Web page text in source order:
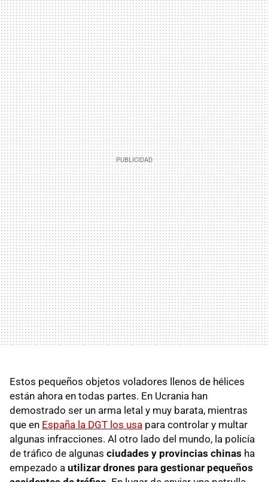
Estos pequeños objetos voladores llenos de hélices
están ahora en todas partes. En Ucrania han
demostrado ser un arma letal y muy barata, mientras
que en España la DGT los usa para controlar y multar
algunas infracciones. Al otro lado del mundo, la policía
de tráfico de algunas ciudades y provincias chinas ha
empezado a utilizar drones para gestionar pequeños